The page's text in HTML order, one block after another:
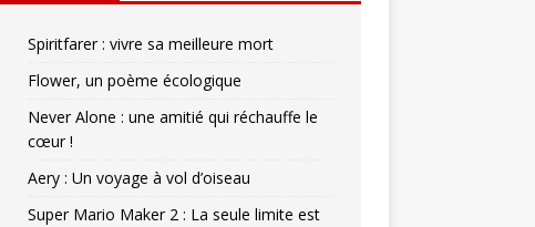
Spiritfarer : vivre sa meilleure mort
Flower, un poème écologique
Never Alone : une amitié qui réchauffe le
cœur !
Aery : Un voyage à vol d’oiseau
Super Mario Maker 2 : La seule limite est